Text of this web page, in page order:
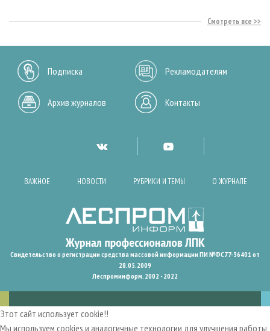
Смотреть все
Подписка Рекламодателям
Архив журналов Контакты
ВАЖНОЕ НОВОСТИ РУБРИКИ И ТЕМЫ О ЖУРНАЛЕ
Свидетельство о регистрации средства массовой информации ПИ №ФС77-36401 от
28.05.2009
Леспроминформ. 2002 - 2022
Этот сайт использует cookie!!
Мы используем cookies и аналогичные технологии для улучшения работы